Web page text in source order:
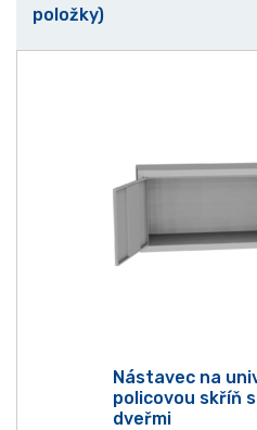
položky)
Nástavec na
policovou skříň
dveřmi